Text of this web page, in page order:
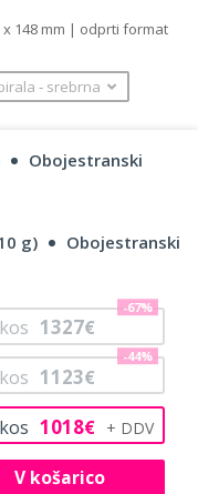
148 mm | odprti format
‐ srebrna
Obojestranski
g)
Obojestranski
kos 1018€
kos 1123€
-44%
kos 1327€
-67%
V košarico